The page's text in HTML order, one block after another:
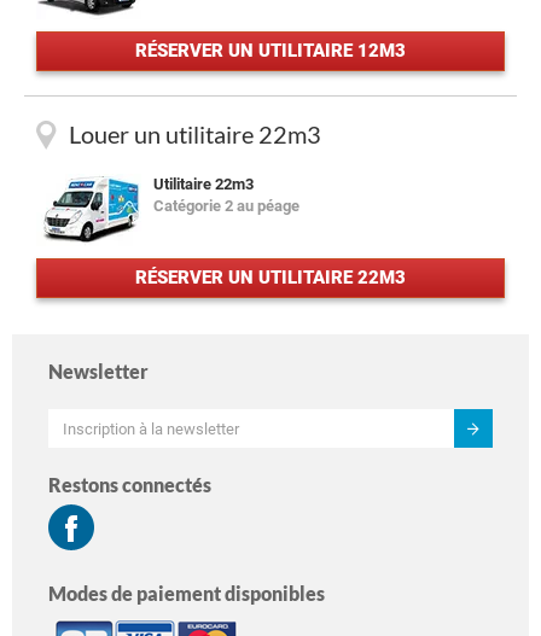
RÉSERVER UN UTILITAIRE 12M3
Louer un utilitaire 22m3
Utilitaire 22m3
Catégorie 2 au péage
RÉSERVER UN UTILITAIRE 22M3
Newsletter
Restons connectés
Modes de paiement disponibles